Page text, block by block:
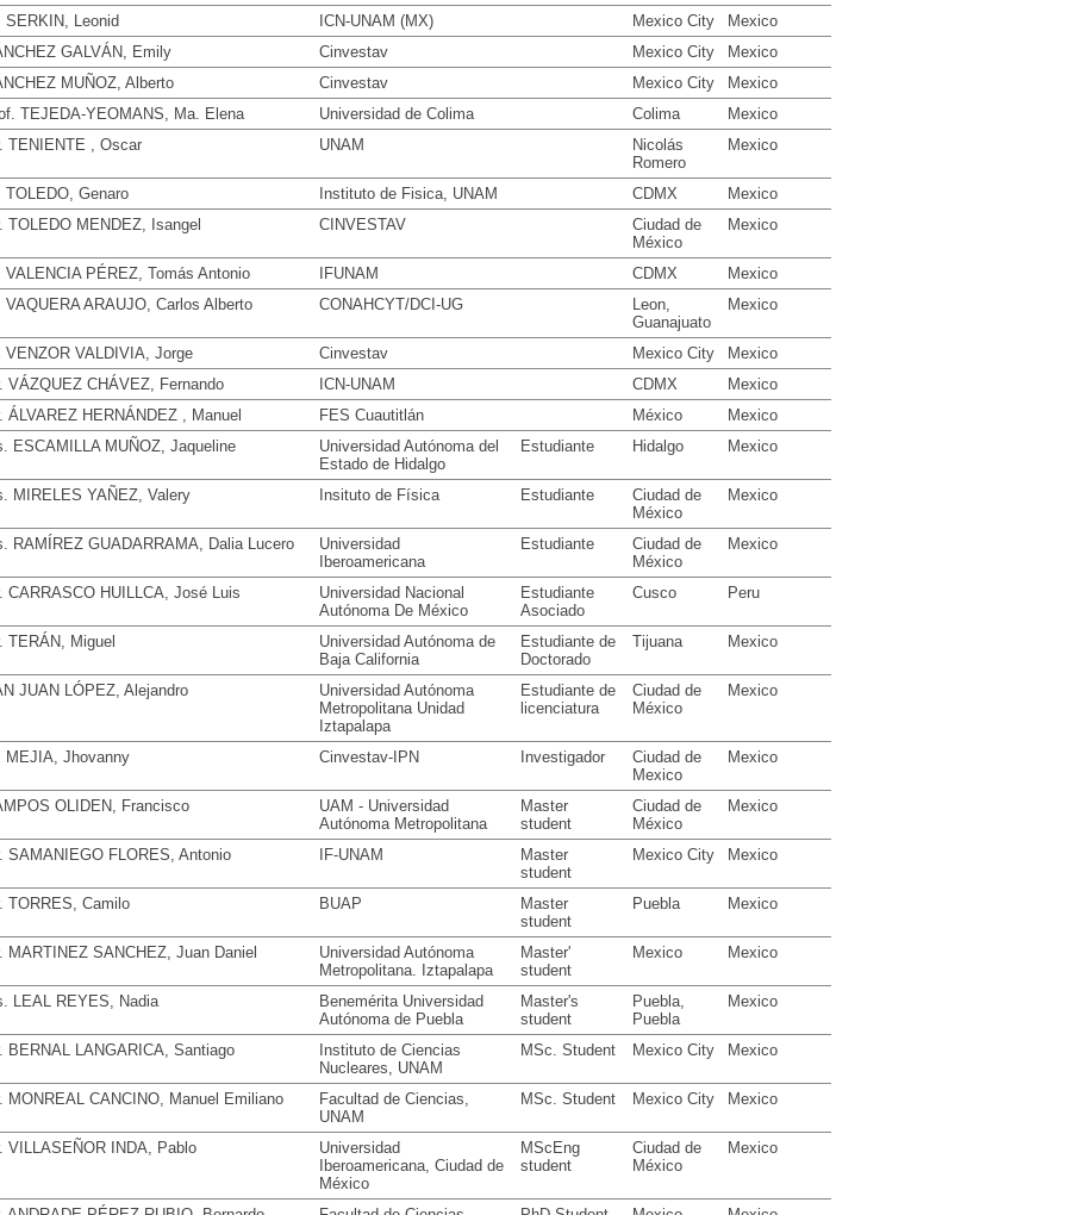
SERKIN, Leonid
ICN-UNAM (MX) Mexico City
Mexico
GALVÁN, Emily
Cinvestav Mexico City
Mexico
MUÑOZ, Alberto
Cinvestav Mexico City
Mexico
TEJEDA-YEOMANS, Ma. Elena
Universidad de Colima Colima
Mexico
TENIENTE , Oscar
UNAM
Nicolás
Romero
Mexico
TOLEDO, Genaro Instituto de Fisica, UNAM CDMX
Mexico
TOLEDO MENDEZ, Isangel
CINVESTAV
Ciudad de
México
Mexico
VALENCIA PÉREZ, Tomás Antonio IFUNAM CDMX
Mexico
VAQUERA ARAUJO, Carlos Alberto
CONAHCYT/DCI-UG
Leon,
Guanajuato
Mexico
VENZOR VALDIVIA, Jorge Cinvestav Mexico City
Mexico
VÁZQUEZ CHÁVEZ, Fernando
ICN-UNAM CDMX
Mexico
ÁLVAREZ HERNÁNDEZ , Manuel
FES Cuautitlán México
Mexico
ESCAMILLA MUÑOZ, Jaqueline
Universidad Autónoma del
Estado de Hidalgo
Estudiante Hidalgo Mexico
MIRELES YAÑEZ, Valery Insituto de Física Estudiante
Ciudad de
México
Mexico
RAMÍREZ GUADARRAMA, Dalia Lucero
Universidad
Iberoamericana
Estudiante
Ciudad de
México
Mexico
CARRASCO HUILLCA, José Luis
Universidad Nacional
Autónoma De México
Estudiante
Asociado
Cusco Peru
TERÁN, Miguel
Universidad Autónoma de
Baja California
Estudiante de
Doctorado
Tijuana Mexico
JUAN LÓPEZ, Alejandro
Universidad Autónoma
Metropolitana Unidad
Iztapalapa
Estudiante de
licenciatura
Ciudad de
México
Mexico
MEJIA, Jhovanny Cinvestav-IPN Investigador
Ciudad de
Mexico
Mexico
OLIDEN, Francisco
UAM - Universidad
Autónoma Metropolitana
Master
student
Ciudad de
México
Mexico
SAMANIEGO FLORES, Antonio IF-UNAM
Master
student
Mexico City Mexico
TORRES, Camilo BUAP
Master
student
Puebla Mexico
MARTINEZ SANCHEZ, Juan Daniel
Universidad Autónoma
Metropolitana. Iztapalapa
Master'
student
Mexico Mexico
LEAL REYES, Nadia
Benemérita Universidad
Autónoma de Puebla
Master's
student
Puebla,
Puebla
Mexico
BERNAL LANGARICA, Santiago
Instituto de Ciencias
Nucleares, UNAM
MSc. Student Mexico City Mexico
MONREAL CANCINO, Manuel Emiliano
Facultad de Ciencias,
UNAM
MSc. Student Mexico City Mexico
VILLASEÑOR INDA, Pablo
Universidad
Iberoamericana, Ciudad de
México
MScEng
student
Ciudad de
México
Mexico